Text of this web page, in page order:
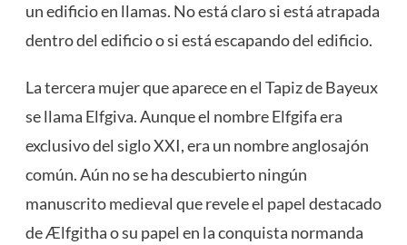
un edificio en llamas. No está claro si está atrapada
dentro del edificio o si está escapando del edificio.
La tercera mujer que aparece en el Tapiz de Bayeux
se llama Elfgiva. Aunque el nombre Elfgifa era
exclusivo del siglo XXI, era un nombre anglosajón
común. Aún no se ha descubierto ningún
manuscrito medieval que revele el papel destacado
de Ælfgitha o su papel en la conquista normanda